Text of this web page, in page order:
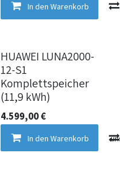
In den Warenkorb
Vergleichen Auf die
HUAWEI LUNA2000-
12-S1
Komplettspeicher
(11,9 kWh)
4.599,00€
In den Warenkorb